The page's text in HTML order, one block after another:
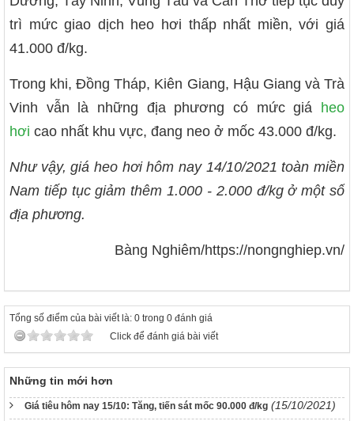
trì mức giao dịch heo hơi thấp nhất miền, với giá
41.000 đ/kg.
Trong khi, Đồng Tháp, Kiên Giang, Hậu Giang và Trà
Vinh vẫn là những địa phương có mức giá heo
hơi cao nhất khu vực, đang neo ở mốc 43.000 đ/kg.
Như vậy, giá heo hơi hôm nay 14/10/2021 toàn miền
Nam tiếp tục giảm thêm 1.000 - 2.000 đ/kg ở một số
địa phương.
Bàng Nghiêm/https://nongnghiep.vn/
Tổng số điểm của bài viết là: 0 trong 0 đánh giá
Click để đánh giá bài viết
Những tin mới hơn
Giá tiêu hôm nay 15/10: Tăng, tiến sát mốc 90.000 đ/kg (15/10/2021)